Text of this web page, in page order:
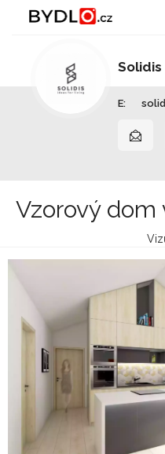
Solidis
E:
Vzorový dom